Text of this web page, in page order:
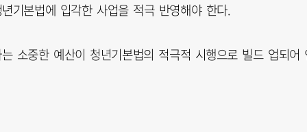
기본법에 입각한 사업을 적극 반영해야 한다.
소중한 예산이 청년기본법의 적극적 시행으로 빌드 업되어